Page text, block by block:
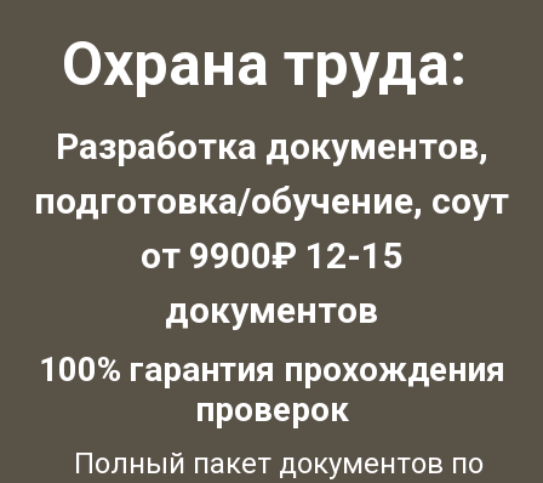
Охрана труда:
Разработка документов,
подготовка/обучение, соут
от 9900₽ 12-15
документов
100% гарантия прохождения
проверок
Полный пакет документов по